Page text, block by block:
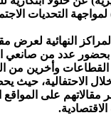
لمواجهة التحديات
النهائية لعرض
بحضور عدد من
وأخرين من
على المواقع